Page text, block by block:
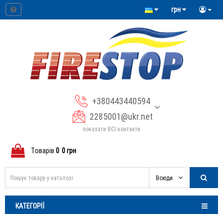
грн
+380443440594
2285001@ukr.net
показати ВСІ контакти
Tоварів 0 0 грн
Всюди
КАТЕГОРІЇ